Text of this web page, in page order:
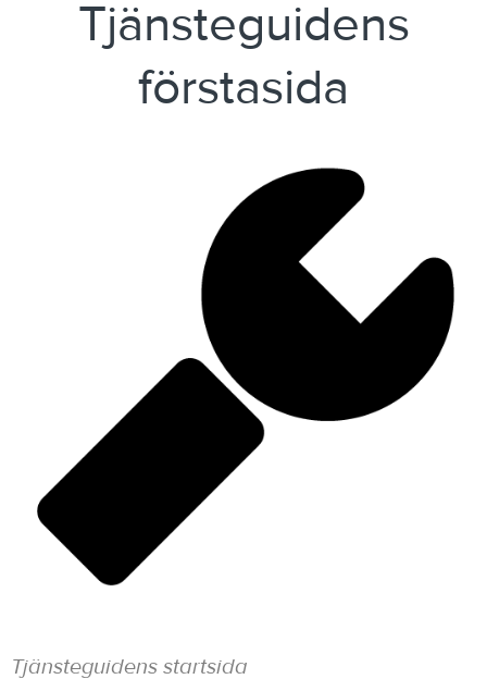
Tjänsteguidens
förstasida
Tjänsteguidens startsida